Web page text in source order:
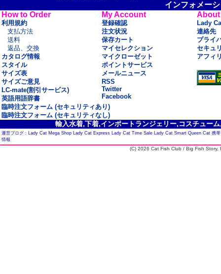
インフォメー
How to Order
利用規約
支払方法
送料
返品、交換
カタログ情報
スタイル
サイズ表
サイズご意見
LC-mate(割引サービス)
英語用語辞書
My Account
登録確認
注文状況
保存カート
マイセレクション
マイクローゼット
ポイントサービス
メールニュース
RSS
Twitter
Facebook
About
Lady
連絡先
プライ
セキュ
アフィ
臨時注文フォーム (セキュリティあり)
臨時注文フォーム (セキュリティなし)
輸入水着,下着,インポートランジェリー,コスチュー
運営ブログ : Lady Cat Mega Shop Lady Cat Express Lady Cat Time Sale Lady Cat Smart Queen Cat 携
情報
(C) 2026 Cat Fish Club / Big Fish Story,